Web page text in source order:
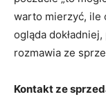
warto mierzyć, ile
ogląda
rozmawia ze
Kontakt ze